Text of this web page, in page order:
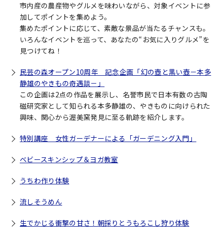
市内産の農産物やグルメを味わいながら、対象イベントに参
加してポイントを集めよう。
集めたポイントに応じて、素敵な景品が当たるチャンスも。
いろんなイベントを巡って、あなたの“お気に入りグルメ”を
見つけてね！
民芸の森オープン10周年 記念企画「幻の壺と黒い壺－本多
静雄のやきもの奇遇談－」
この企画は2点の作品を展示し、名誉市民で日本有数の古陶
磁研究家として知られる本多静雄の、やきものに向けられた
興味、関心から渥美窯発見に至る軌跡を紹介します。
特別講座 女性ガーデナーによる「ガーデニング入門」
ベビースキンシップ＆ヨガ教室
うちわ作り体験
流しそうめん
生でかじる衝撃の甘さ！朝採りとうもろこし狩り体験